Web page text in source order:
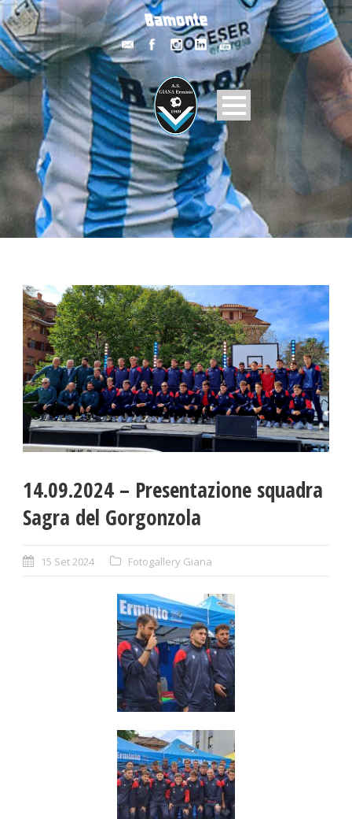
14.09.2024 – Presentazione squadra
Sagra del Gorgonzola
15 Set 2024 Fotogallery Giana